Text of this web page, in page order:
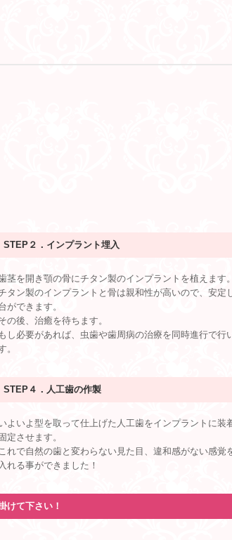
STEP２． インプラント埋入
茎を開き顎の骨にチタン製のインプラントを植えます。
タン製のインプラントと骨は親和性が高いので、安定
ができます。
の後、治癒を待ちます。
もし必要があれば、虫歯や歯周病の治療を同時進行で行
。
STEP４． 人工歯の作製
よいよ型を取って仕上げた人工歯をインプラントに装
固定させます。
れで自然の歯と変わらない見た目、違和感がない感覚
入れる事ができました！
けて下さい！